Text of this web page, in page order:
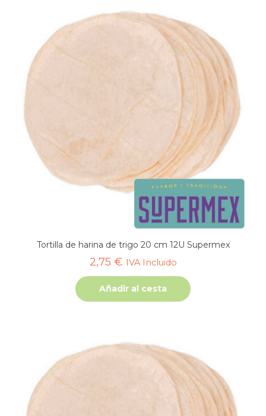
Tortilla de harina de trigo 20 cm 12U Supermex
2,75 € IVA Incluido
Añadir al cesta